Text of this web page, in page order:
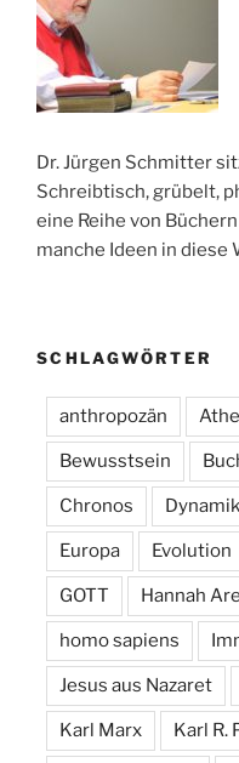
Dr. Jürgen Schmitter
Schreibtisch, grübelt,
eine Reihe von
manche Ideen in diese
SCHLAGWÖRTER
anthropozän
Bewusstsein
Chronos
Europa Evolution
GOTT Hannah
homo sapiens
Jesus aus Nazaret
Karl Marx Karl R.